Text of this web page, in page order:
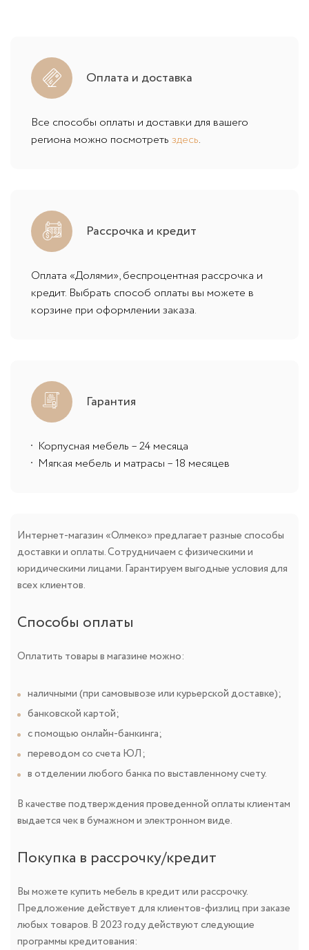
Оплата и доставка
Все способы оплаты и доставки для вашего
региона можно посмотреть здесь.
Рассрочка и кредит
Оплата «Долями», беспроцентная рассрочка и
кредит. Выбрать способ оплаты вы можете в
корзине при оформлении заказа.
Гарантия
Корпусная мебель – 24 месяца
Мягкая мебель и матрасы – 18 месяцев
Интернет-магазин «Олмеко» предлагает разные способы
доставки и оплаты. Сотрудничаем с физическими и
юридическими лицами. Гарантируем выгодные условия для
всех клиентов.
Способы оплаты
Оплатить товары в магазине можно:
наличными (при самовывозе или курьерской доставке);
банковской картой;
с помощью онлайн-банкинга;
переводом со счета ЮЛ;
в отделении любого банка по выставленному счету.
В качестве подтверждения проведенной оплаты клиентам
выдается чек в бумажном и электронном виде.
Покупка в рассрочку/кредит
Вы можете купить мебель в кредит или рассрочку.
Предложение действует для клиентов-физлиц при заказе
любых товаров. В 2023 году действуют следующие
программы кредитования: